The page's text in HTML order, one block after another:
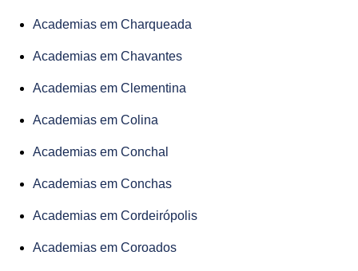
Academias em Charqueada
Academias em Chavantes
Academias em Clementina
Academias em Colina
Academias em Conchal
Academias em Conchas
Academias em Cordeirópolis
Academias em Coroados